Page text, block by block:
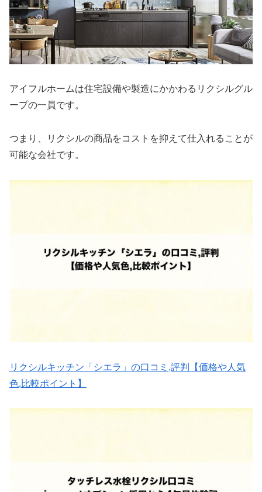
アイフルホームは住宅設備や製造にかかわるリクシルグル
ープの一員です。
つまり、リクシルの商品をコストを抑えて仕入れることが
可能な会社です。
リクシルキッチン「シエラ」の口コミ,評判【価格や人気
色,比較ポイント】